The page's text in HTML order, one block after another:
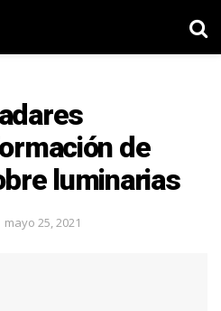
de
luminarias
mayo 25, 2021